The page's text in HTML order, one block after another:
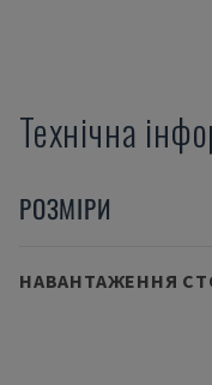
Технічна
РОЗМІРИ
НАВАНТАЖЕННЯ